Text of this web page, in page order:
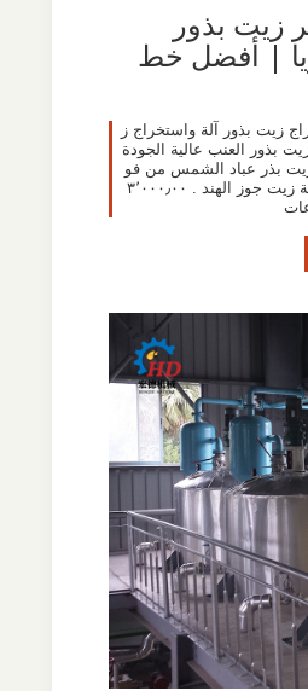
زيت بذور
| أفضل خط
زيت بذور آلة واستخراج ز
بذور العنب عالية الجودة
زيت بذر عباد الشمس من فو
ل الصويا تستخدم في صناعة زيت جوز الهند . ٣٬٠٠٠٫٠٠